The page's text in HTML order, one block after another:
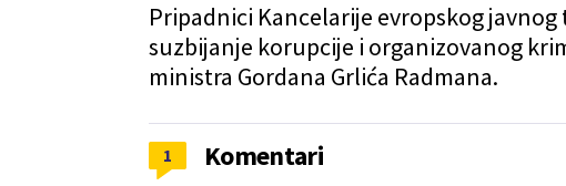
Pripadnici Kancelarije evropskog javnog
suzbijanje korupcije i organizovanog
ministra Gordana Grlića Radmana.
1 Komentari